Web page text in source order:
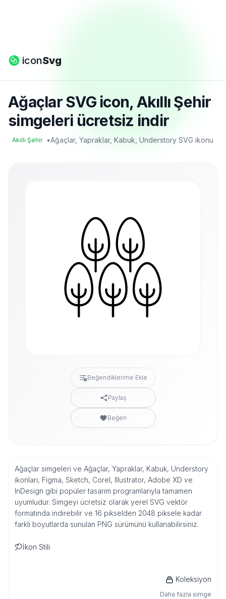
iconSvg
Ağaçlar SVG icon, Akıllı Şehir
simgeleri ücretsiz indir
Akıllı Şehir •Ağaçlar, Yapraklar, Kabuk, Understory SVG ikonu
Beğendiklerime Ekle
Paylaş
Beğen
Ağaçlar simgeleri ve Ağaçlar, Yapraklar, Kabuk, Understory
ikonları, Figma, Sketch, Corel, Illustrator, Adobe XD ve
InDesign gibi popüler tasarım programlarıyla tamamen
uyumludur. Simgeyi ücretsiz olarak yerel SVG vektör
formatında indirebilir ve 16 pikselden 2048 piksele kadar
farklı boyutlarda sunulan PNG sürümünü kullanabilirsiniz.
İkon Stili
Koleksiyon
Daha fazla simge